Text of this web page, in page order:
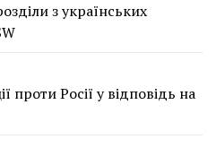
з українських
проти Росії у відповідь на